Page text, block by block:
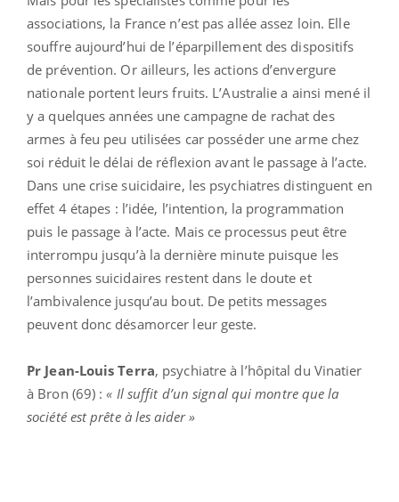
associations, la France n’est pas allée assez loin. Elle
souffre aujourd’hui de l’éparpillement des dispositifs
de prévention. Or ailleurs, les actions d’envergure
nationale portent leurs fruits. L’Australie a ainsi mené il
y a quelques années une campagne de rachat des
armes à feu peu utilisées car posséder une arme chez
soi réduit le délai de réflexion avant le passage à l’acte.
Dans une crise suicidaire, les psychiatres distinguent en
effet 4 étapes : l’idée, l’intention, la programmation
puis le passage à l’acte. Mais ce processus peut être
interrompu jusqu’à la dernière minute puisque les
personnes suicidaires restent dans le doute et
l’ambivalence jusqu’au bout. De petits messages
peuvent donc désamorcer leur geste.
Pr Jean-Louis Terra, psychiatre à l’hôpital du Vinatier
à Bron (69) :« Il suffit d’un signal qui montre que la
société est prête à les aider »